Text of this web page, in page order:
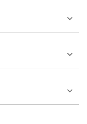
盲點偵測系統